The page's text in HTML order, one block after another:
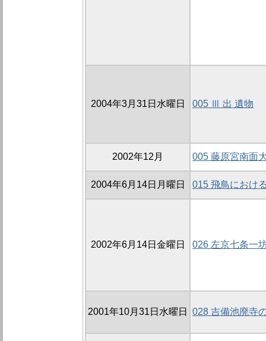
2004年3月31日水曜日 005 Ⅲ 出 遺物
2002年12月 005 藤原宮南面
2004年6月14日月曜日 015 飛鳥におけ
2002年6月14日金曜日 026 左京七条一
2001年10月31日水曜日 028 吉備池廃寺